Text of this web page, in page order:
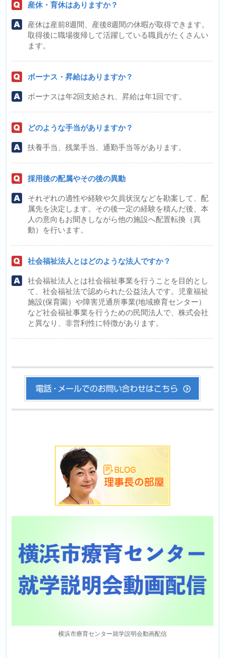
産休・育休はありますか？
産休は産前8週間、産後8週間の休暇が取得できます。
取得後に職場復帰して活躍している職員がたくさんい
ます。
ボーナス・昇給はありますか？
ボーナスは年2回支給され、昇給は年1回です。
どのような手当がありますか？
扶養手当、残業手当、通勤手当等があります。
採用後の配属やその後の異動
それぞれの適性や経験や欠員状況などを勘案して、配
属先を決定します。その後一定の経験を積んだ後、本
人の意向もお聞きしながら他の施設へ配置転換（異
動）を行います。
社会福祉法人とはどのような法人ですか？
社会福祉法人とは社会福祉事業を行うことを目的とし
て、社会福祉法で認められた公益法人です。児童福祉
施設(保育園）や障害児通所事業(地域療育センター）
など社会福祉事業を行うための民間法人で、株式会社
と異なり、非営利性に特徴があります。
横浜市療育センター就学説明会動画配信